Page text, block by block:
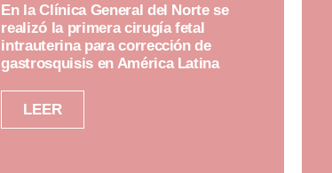
En la Clínica General del Norte se
realizó la primera cirugía fetal
intrauterina para corrección de
gastrosquisis en América Latina
LEER